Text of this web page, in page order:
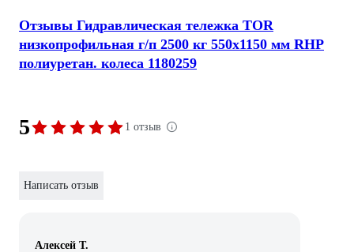
Отзывы Гидравлическая тележка TOR
низкопрофильная г/п 2500 кг 550х1150 мм RHP
полиуретан. колеса 1180259
5 1 отзыв
Написать отзыв
Алексей Т.